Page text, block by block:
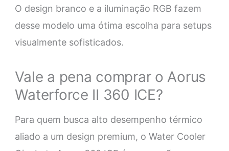
O design branco e a iluminação RGB fazem
desse modelo uma ótima escolha para setups
visualmente sofisticados.
Vale a pena comprar o Aorus
Waterforce II 360 ICE?
Para quem busca alto desempenho térmico
aliado a um design premium, o Water Cooler